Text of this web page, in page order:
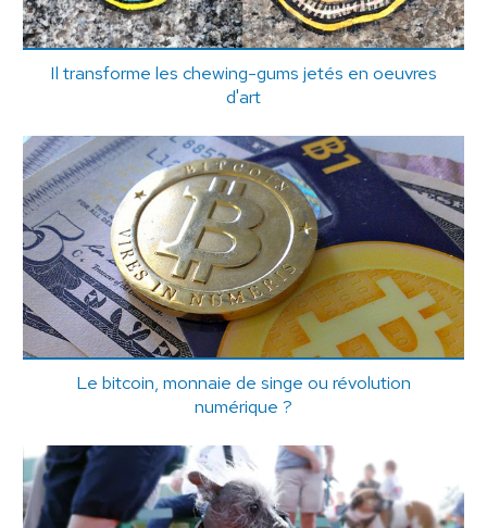
Il transforme les chewing-gums jetés en oeuvres
d'art
Le bitcoin, monnaie de singe ou révolution
numérique ?